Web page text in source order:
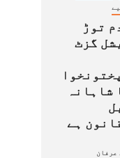
توڑ
گزٹ
شاہانہ
ہے
عرفان